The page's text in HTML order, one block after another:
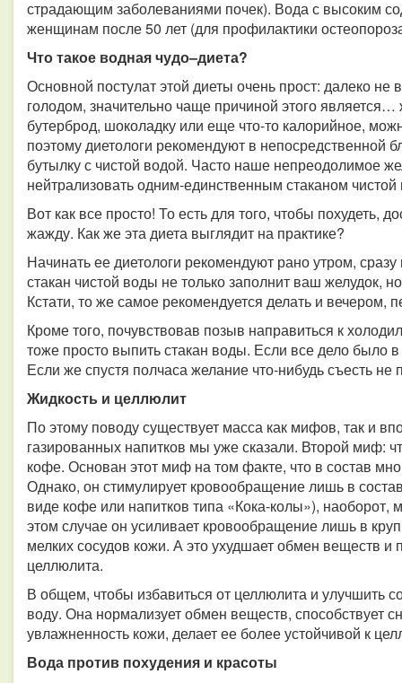
страдающим заболеваниями почек). Вода с высоким
женщинам после 50 лет (для профилактики
Что такое водная чудо–диета?
Основной постулат этой диеты очень прост: далеко не
голодом, значительно чаще причиной этого
бутерброд, шоколадку или еще что-то калорийное,
поэтому диетологи рекомендуют в непосредственной
бутылку с чистой водой. Часто наше непреодолимое
нейтрализовать одним-единственным стаканом
Вот как все просто! То есть для того, чтобы похудеть,
жажду. Как же эта диета выглядит на практике?
Начинать ее диетологи рекомендуют рано утром,
стакан чистой воды не только заполнит ваш желудок,
Кстати, то же самое рекомендуется делать и вечером,
Кроме того, почувствовав позыв направиться к
тоже просто выпить стакан воды. Если все дело было
Если же спустя полчаса желание что-нибудь съесть
Жидкость и целлюлит
По этому поводу существует масса как мифов, так и
газированных напитков мы уже сказали. Второй миф:
кофе. Основан этот миф на том факте, что в состав
Однако, он стимулирует кровообращение лишь в
виде кофе или напитков типа «Кока-колы»), наоборот,
этом случае он усиливает кровообращение лишь в
мелких сосудов кожи. А это ухудшает обмен веществ
целлюлита.
В общем, чтобы избавиться от целлюлита и улучшить
воду. Она нормализует обмен веществ, способствует
увлажненность кожи, делает ее более устойчивой к
Вода против похудения и красоты